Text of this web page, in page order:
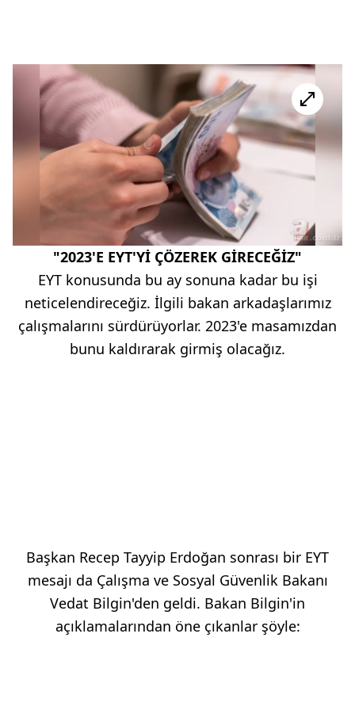
"2023'E EYT'Yİ ÇÖZEREK GİRECEĞİZ"
EYT konusunda bu ay sonuna kadar bu işi
neticelendireceğiz. İlgili bakan arkadaşlarımız
çalışmalarını sürdürüyorlar. 2023'e masamızdan
bunu kaldırarak girmiş olacağız.
Başkan Recep Tayyip Erdoğan sonrası bir EYT
mesajı da Çalışma ve Sosyal Güvenlik Bakanı
Vedat Bilgin'den geldi. Bakan Bilgin'in
açıklamalarından öne çıkanlar şöyle: